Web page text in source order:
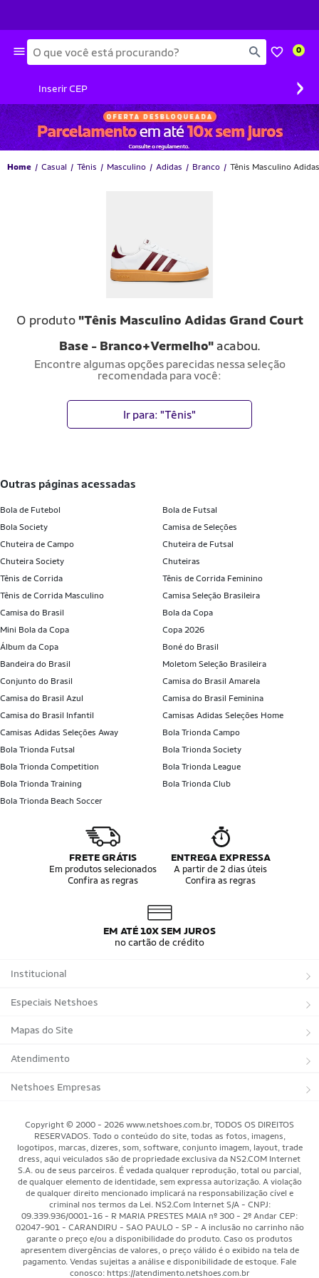
Busca 0
Inserir CEP ›
Home Casual Tênis Masculino Adidas Branco Tênis Masculino
O produto "Tênis Masculino Adidas Grand Court
Base - Branco+Vermelho"acabou.
Encontre algumas opções parecidas nessa seleção
recomendada para você:
Ir para: "Tênis"
outras páginas acessadas
Bola de Futebol
Bola de Futsal
Bola Society
Camisa de Seleções
Chuteira de Campo
Chuteira de Futsal
Chuteira Society
Chuteiras
Tênis de Corrida
Tênis de Corrida Feminino
Tênis de Corrida Masculino
Camisa Seleção Brasileira
Camisa do Brasil
Bola da Copa
Mini Bola da Copa
Copa 2026
Álbum da Copa
Boné do Brasil
Bandeira do Brasil
Moletom Seleção Brasileira
Conjunto do Brasil
Camisa do Brasil Amarela
Camisa do Brasil Azul
Camisa do Brasil Feminina
Camisa do Brasil Infantil
Camisas Adidas Seleções Home
Camisas Adidas Seleções Away
Bola Trionda Campo
Bola Trionda Futsal
Bola Trionda Society
Bola Trionda Competition
Bola Trionda League
Bola Trionda Training
Bola Trionda Club
Bola Trionda Beach Soccer
FRETE GRÁTIS
Em produtos selecionados
Confira as regras
ENTREGA EXPRESSA
A partir de 2 dias úteis
Confira as regras
EM ATÉ 10X SEM JUROS
no cartão de crédito
Institucional
Sobre a Netshoes
Política de Privacidade
Programa de Afiliados
Regulamentos
Programa de Integridade
Blog
Black Friday Magalu
Black Friday Netshoes
Lojas Físicas
Especiais Netshoes
Suplementos
Corrida
Bicicletas
Basquete
Motorsport
Saúde Bem-Estar
Aventura
Mundo das Raquetes
Mapas do Site
Marcas
Tipos de Produtos
Atendimento
Trocas e devoluções
Minha Conta
Meus Pedidos
Pagamentos
Cancelamentos
Segurança & Privacidade
Como Comprar
Netshoes Empresas
Copyright © 2000 - 2026 www.netshoes.com.br, TODOS OS DIREITOS
RESERVADOS. Todo o conteúdo do site, todas as fotos, imagens,
logotipos, marcas, dizeres, som, software, conjunto imagem, layout, trade
dress, aqui veiculados são de propriedade exclusiva da NS2.COM Internet
S.A. ou de seus parceiros. É vedada qualquer reprodução, total ou parcial,
de qualquer elemento de identidade, sem expressa autorização. A violação
de qualquer direito mencionado implicará na responsabilização cível e
criminal nos termos da Lei. NS2.Com Internet S/A - CNPJ:
09.339.936/0001-16 - R MARIA PRESTES MAIA nº 300 - 2º Andar CEP:
02047-901 - CARANDIRU - SAO PAULO - SP - A inclusão no carrinho não
garante o preço e/ou a disponibilidade do produto. Caso os produtos
apresentem divergências de valores, o preço válido é o exibido na tela de
pagamento. Vendas sujeitas a análise e disponibilidade de estoque. Fale
conosco: https://atendimento.netshoes.com.br